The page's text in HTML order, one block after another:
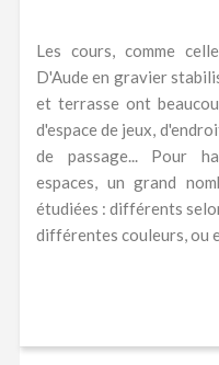
Les cours, comme
D'Aude en gravier
et terrasse ont
d'espace de jeux,
de passage... Pour
espaces, un grand
étudiées : différents
différentes couleurs, ou